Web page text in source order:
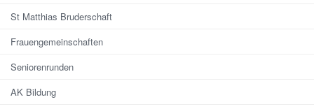
St Matthias Bruderschaft
Frauengemeinschaften
Seniorenrunden
AK Bildung